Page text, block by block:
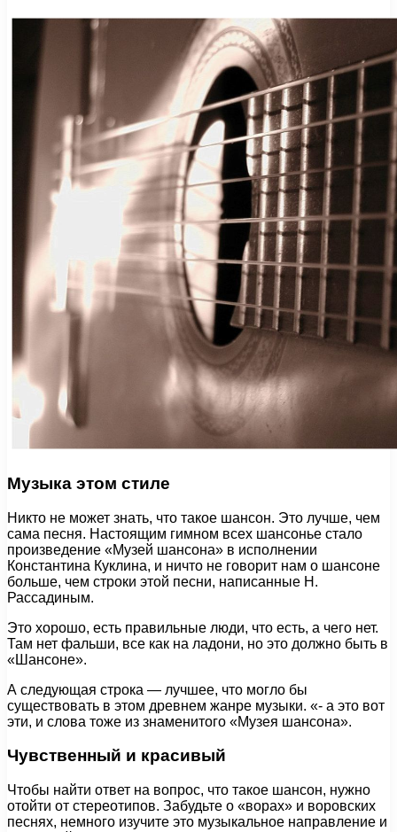
Музыка этом стиле
Никто не может знать, что такое шансон. Это лучше, чем
сама песня. Настоящим гимном всех шансонье стало
произведение «Музей шансона» в исполнении
Константина Куклина, и ничто не говорит нам о шансоне
больше, чем строки этой песни, написанные Н.
Рассадиным.
Это хорошо, есть правильные люди, что есть, а чего нет.
Там нет фальши, все как на ладони, но это должно быть в
«Шансоне».
А следующая строка — лучшее, что могло бы
существовать в этом древнем жанре музыки. «- а это вот
эти, и слова тоже из знаменитого «Музея шансона».
Чувственный и красивый
Чтобы найти ответ на вопрос, что такое шансон, нужно
отойти от стереотипов. Забудьте о «ворах» и воровских
песнях, немного изучите это музыкальное направление и